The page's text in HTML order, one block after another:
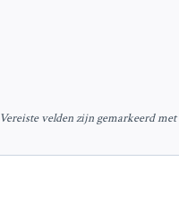
Vereiste velden zijn gemarkeerd met